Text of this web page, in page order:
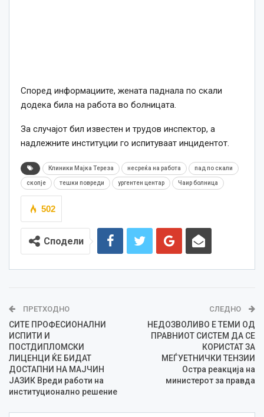
Според информациите, жената паднала по скали
додека била на работа во болницата.
За случајот бил известен и трудов инспектор, а
надлежните институции го испитуваат инцидентот.
Клиники Мајка Тереза несреќа на работа пад по скали
скопје тешки повреди ургентен центар Чаир болница
502
Сподели
ПРЕТХОДНО
СИТЕ ПРОФЕСИОНАЛНИ
ИСПИТИ И
ПОСТДИПЛОМСКИ
ЛИЦЕНЦИ ЌЕ БИДАТ
ДОСТАПНИ НА МАЈЧИН
ЈАЗИК Вреди работи на
институционално решение
СЛЕДНО
НЕДОЗВОЛИВО Е ТЕМИ ОД
ПРАВНИОТ СИСТЕМ ДА СЕ
КОРИСТАТ ЗА
МЕЃУЕТНИЧКИ ТЕНЗИИ
Остра реакција на
министерот за правда